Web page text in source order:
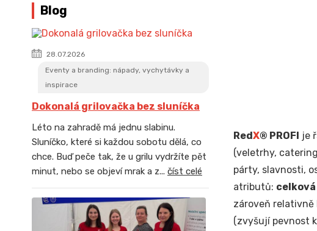
Blog
28.07.2026
Eventy a branding: nápady, vychytávky a
inspirace
Dokonalá grilovačka bez sluníčka
Léto na zahradě má jednu slabinu.
Sluníčko, které si každou sobotu dělá, co
chce. Buď peče tak, že u grilu vydržíte pět
minut, nebo se objeví mrak a z... číst celé
RedX® PROFI je
(veletrhy,
párty, slavnosti,
atributů:
zároveň
(zvyšují pevnost